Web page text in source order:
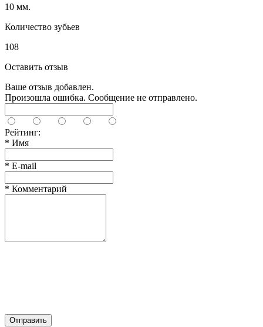
10 мм.
Количество зубьев
108
Оставить отзыв
Ваше отзыв добавлен.
Произошла ошибка. Сообщение не отправлено.
Рейтинг:
* Имя
* E-mail
* Комментарий
Отправить